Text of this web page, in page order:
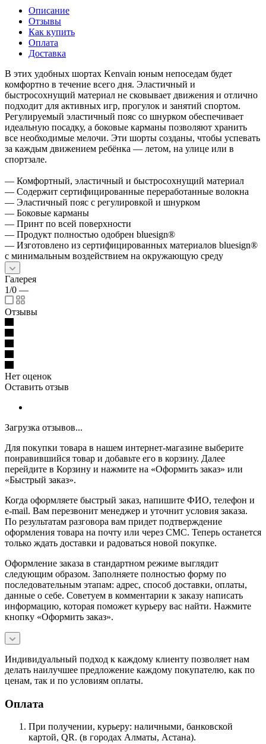
Описание
Отзывы
Как купить
Оплата
Доставка
В этих удобных шортах Kenvain юным непоседам будет
комфортно в течение всего дня. Эластичный и
быстросохнущий материал не сковывает движения и отлично
подходит для активных игр, прогулок и занятий спортом.
Регулируемый эластичный пояс со шнурком обеспечивает
идеальную посадку, а боковые карманы позволяют хранить
все необходимые мелочи. Эти шорты созданы, чтобы успевать
за каждым движением ребёнка — летом, на улице или в
спортзале.
— Комфортный, эластичный и быстросохнущий материал
— Содержит сертифицированные переработанные волокна
— Эластичный пояс с регулировкой и шнурком
— Боковые карманы
— Принт по всей поверхности
— Продукт полностью одобрен bluesign®
— Изготовлено из сертифицированных материалов bluesign®
с минимальным воздействием на окружающую среду
Галерея
1/0 —
Отзывы
Нет оценок
Оставить отзыв
Загрузка отзывов...
Для покупки товара в нашем интернет-магазине выберите
понравившийся товар и добавьте его в корзину. Далее
перейдите в Корзину и нажмите на «Оформить заказ» или
«Быстрый заказ».
Когда оформляете быстрый заказ, напишите ФИО, телефон и
e-mail. Вам перезвонит менеджер и уточнит условия заказа.
По результатам разговора вам придет подтверждение
оформления товара на почту или через СМС. Теперь останется
только ждать доставки и радоваться новой покупке.
Оформление заказа в стандартном режиме выглядит
следующим образом. Заполняете полностью форму по
последовательным этапам: адрес, способ доставки, оплаты,
данные о себе. Советуем в комментарии к заказу написать
информацию, которая поможет курьеру вас найти. Нажмите
кнопку «Оформить заказ».
Индивидуальный подход к каждому клиенту позволяет нам
делать наилучшее предложение каждому покупателю, как по
ценам, так и по условиям оплаты.
Оплата
При получении, курьеру: наличными, банковской
картой, QR. (в городах Алматы, Астана).